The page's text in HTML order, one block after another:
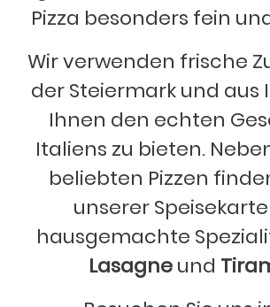
Pizza besonders fein
Wir verwenden frische
der Steiermark und aus
Ihnen den echten
Italiens zu bieten.
beliebten Pizzen
unserer
hausgemachte
Lasagneund